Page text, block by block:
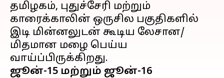
தமிழகம், புதுச்சேரி மற்றும்
காரைக்காலின் ஒருசில பகுதிகளில்
இடி மின்னலுடன் கூடிய லேசான/
மிதமான மழை பெய்ய
ஜூன்-15 மற்றும் ஜூன்-16